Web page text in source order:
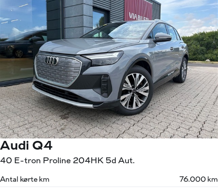
Audi Q4
40 E-tron Proline 204HK 5d Aut.
Antal kørte km
76.000 km